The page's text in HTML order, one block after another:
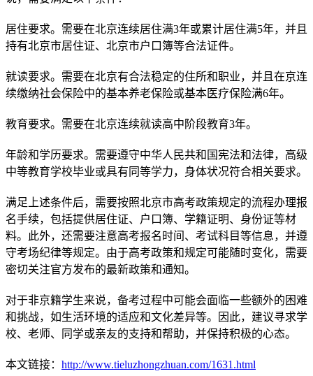
居住要求。需要在北京连续居住满3年或累计居住满5年，并且
持有北京市居住证、北京市户口簿等合法证件。
就读要求。需要在北京有合法稳定的住所和职业，并且在京连
续缴纳社会保险中的基本养老保险或基本医疗保险满6年。
教育要求。需要在北京连续就读高中阶段教育3年。
年龄和学历要求。需要遵守中华人民共和国宪法和法律，高级
中等教育学校毕业或具有同等学力，身体状况符合相关要求。
满足上述条件后，需要按照北京市高考政策规定的流程办理报
名手续，包括提供居住证、户口簿、学籍证明、身份证等材
料。此外，还需要注意高考报名时间、考试科目等信息，并遵
守考场纪律等规定。由于高考政策和规定可能随时变化，需要
密切关注官方发布的最新政策和通知。
对于非京籍学生来说，备考过程中可能会面临一些额外的困难
和挑战，如生活环境的适应和文化差异等。因此，建议寻求学
校、老师、同学或亲友的支持和帮助，并保持积极的心态。
本文链接： http://www.tieluzhongzhuan.com/1631.html